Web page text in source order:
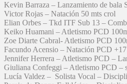
Kevin Barraza – Lanzamiento de bala
Victor Rojas – Natación 50 mts crol
Elian Orbes – Tkd ITF Sub 13 –
Keiko Huamani – Atletismo PCD
Zoe Diarte Cabral- Atletismo PCD
Facundo Acensio – Natación PCD
Jennifer Herrera – Atletismo PCD –
Giuliana Confeggi – Atletismo PCD –
Lucía Valdez – Solista Vocal –